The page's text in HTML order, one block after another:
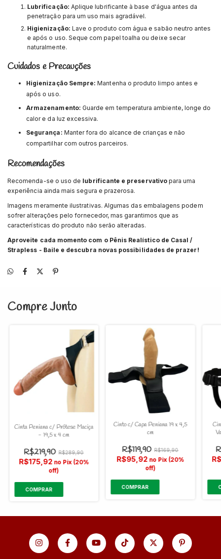
Lubrificação: Aplique lubrificante à base d'água antes da
penetração para um uso mais agradável.
Higienização: Lave o produto com água e sabão neutro antes
e após o uso. Seque com papel toalha ou deixe secar
naturalmente.
Cuidados e Precauções
Higienização Sempre: Mantenha o produto limpo antes e
após o uso.
Armazenamento: Guarde em temperatura ambiente, longe do
calor e da luz excessiva.
Segurança: Manter fora do alcance de crianças e não
compartilhar com outros parceiros.
Recomendações
Recomenda-se o uso de lubrificante e preservativopara uma
experiência ainda mais segura e prazerosa.
Imagens meramente ilustrativas. Algumas das embalagens podem
sofrer alterações pelo fornecedor, mas garantimos que as
características do produto não serão alteradas.
Aproveite cada momento com o Pênis Realístico de Casal /
Strapless - Baile e descubra novas possibilidades de prazer!
Compre Junto
Cinta Peniana c/ Prótese Maciça
- 19,5 x 4 cm
R$219,90 R$289,90
R$175,92 no Pix (20%
off)
Cinto c/ Capa Peniana 19 x 4,5
cm
R$119,90 R$169,90
R$95,92 no Pix (20%
off)